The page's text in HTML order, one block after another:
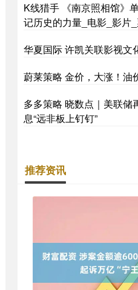
K线猎手 《南京照相馆》
记历史的力量_电影_影片
华夏国际 许凯关联影视文
蔚莱策略 金价，大涨！油
多多策略 晓数点｜美联储
息“远非板上钉钉”
推荐资讯